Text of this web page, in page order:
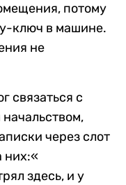
потому
ключ в машине.
не
связаться с
через слот
них:«
здесь, и у